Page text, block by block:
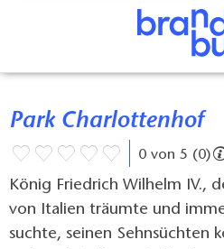
Park Charlottenhof
0 von 5 (0)
König Friedrich Wilhelm IV.,
von Italien träumte und
suchte, seinen Sehnsüchten